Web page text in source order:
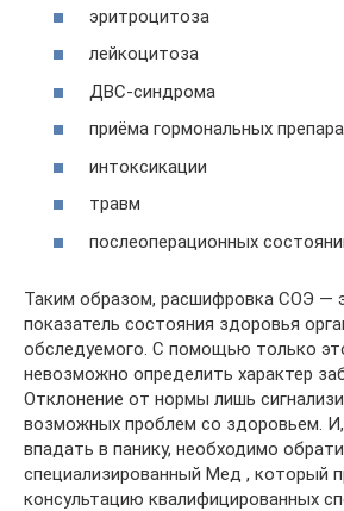
эритроцитоза
лейкоцитоза
ДВС-синдрома
приёма гормональных
интоксикации
травм
послеоперационных
Таким образом, расшифровка СОЭ —
показатель состояния здоровья
обследуемого. С помощью только
невозможно определить характер
Отклонение от нормы лишь
возможных проблем со здоровьем.
впадать в панику, необходимо
специализированный Мед , который
консультацию квалифицированных